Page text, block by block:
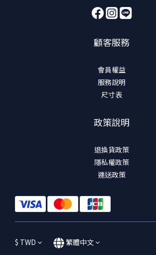
顧客服務
會員權益
服務說明
尺寸表
政策說明
退換貨政策
隱私權政策
運送政策
$ TWD 繁體中文